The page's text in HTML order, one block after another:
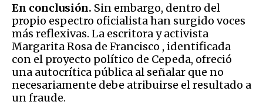
En conclusión. Sin embargo, dentro del
propio espectro oficialista han surgido voces
más reflexivas. La escritora y activista
Margarita Rosa de Francisco , identificada
con el proyecto político de Cepeda, ofreció
una autocrítica pública al señalar que no
necesariamente debe atribuirse el resultado a
un fraude.